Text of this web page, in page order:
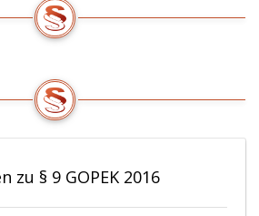
zu § 9 GOPEK 2016